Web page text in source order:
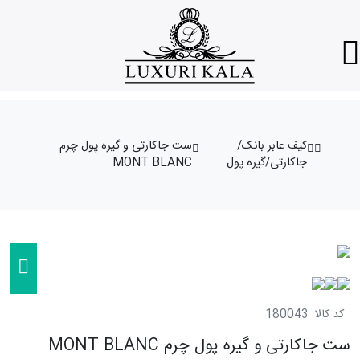
کیف عابر بانک/
جاکارتی/گیره پول
ست جاکارتی و گیره پول چرم
MONT BLANC
کد کالا 180043
ست جاکارتی و گیره پول چرم MONT BLANC